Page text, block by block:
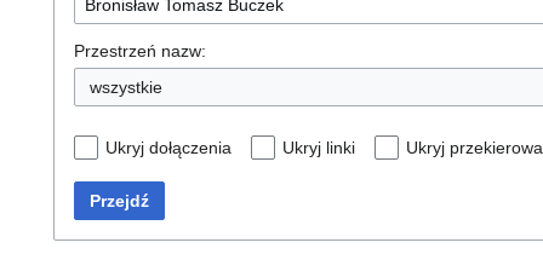
Przestrzeń nazw:
wszystkie
Ukryj dołączenia Ukryj linki Ukryj
Przejdź